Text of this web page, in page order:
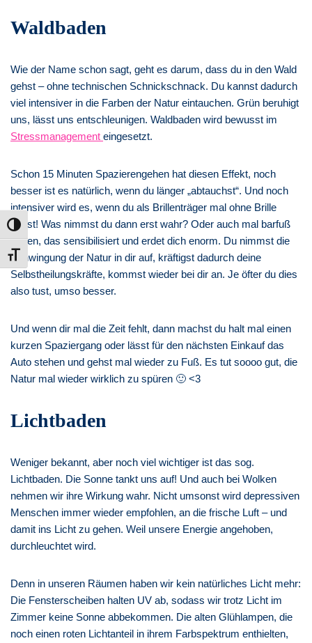
Umschalten auf hohe Kontraste
Schrift vergrößern
Waldbaden
Wie der Name schon sagt, geht es darum, dass du in den Wald
gehst – ohne technischen Schnickschnack. Du kannst dadurch
viel intensiver in die Farben der Natur eintauchen. Grün beruhigt
uns, lässt uns entschleunigen. Waldbaden wird bewusst im
Stressmanagement eingesetzt.
Schon 15 Minuten Spazierengehen hat diesen Effekt, noch
besser ist es natürlich, wenn du länger „abtauchst“. Und noch
intensiver wird es, wenn du als Brillenträger mal ohne Brille
gehst! Was nimmst du dann erst wahr? Oder auch mal barfuß
gehen, das sensibilisiert und erdet dich enorm. Du nimmst die
Schwingung der Natur in dir auf, kräftigst dadurch deine
Selbstheilungskräfte, kommst wieder bei dir an. Je öfter du dies
also tust, umso besser.
Und wenn dir mal die Zeit fehlt, dann machst du halt mal einen
kurzen Spaziergang oder lässt für den nächsten Einkauf das
Auto stehen und gehst mal wieder zu Fuß. Es tut soooo gut, die
Natur mal wieder wirklich zu spüren 🙂 <3
Lichtbaden
Weniger bekannt, aber noch viel wichtiger ist das sog.
Lichtbaden. Die Sonne tankt uns auf! Und auch bei Wolken
nehmen wir ihre Wirkung wahr. Nicht umsonst wird depressiven
Menschen immer wieder empfohlen, an die frische Luft – und
damit ins Licht zu gehen. Weil unsere Energie angehoben,
durchleuchtet wird.
Denn in unseren Räumen haben wir kein natürliches Licht mehr:
Die Fensterscheiben halten UV ab, sodass wir trotz Licht im
Zimmer keine Sonne abbekommen. Die alten Glühlampen, die
noch einen roten Lichtanteil in ihrem Farbspektrum enthielten,